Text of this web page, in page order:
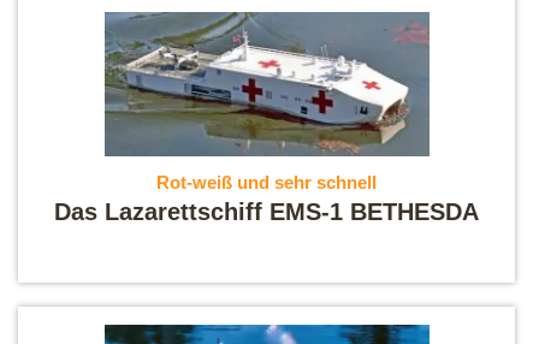
Rot-weiß und sehr schnell
Das Lazarettschiff EMS-1 BETHESDA